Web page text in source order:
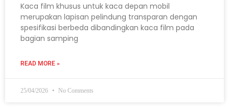
Kaca film khusus untuk kaca depan mobil
merupakan lapisan pelindung transparan dengan
spesifikasi berbeda dibandingkan kaca film pada
bagian samping
READ MORE »
25/04/2026 No Comments